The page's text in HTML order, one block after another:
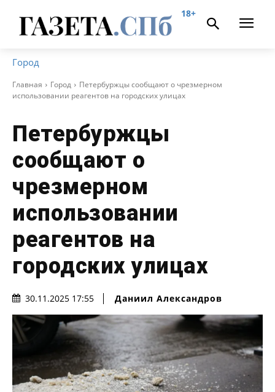
18+
Город
Главная Город
Петербуржцы сообщают о чрезмерном
использовании реагентов на городских улицах
Петербуржцы
сообщают о
чрезмерном
использовании
реагентов на
городских улицах
30.11.2025 17:55 Даниил Александров